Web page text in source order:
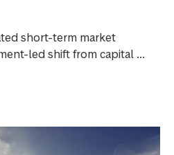
short-term market
led shift from capital ...